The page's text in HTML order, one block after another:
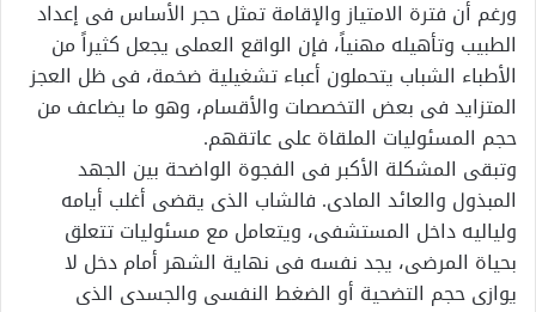
ورغم أن فترة الامتياز والإقامة تمثل حجر الأساس فى إعداد
الطبيب وتأهيله مهنياً، فإن الواقع العملى يجعل كثيراً من
الأطباء الشباب يتحملون أعباء تشغيلية ضخمة، فى ظل العجز
المتزايد فى بعض التخصصات والأقسام، وهو ما يضاعف من
حجم المسئوليات الملقاة على عاتقهم.
وتبقى المشكلة الأكبر فى الفجوة الواضحة بين الجهد
المبذول والعائد المادى. فالشاب الذى يقضى أغلب أيامه
ولياليه داخل المستشفى، ويتعامل مع مسئوليات تتعلق
بحياة المرضى، يجد نفسه فى نهاية الشهر أمام دخل لا
يوازى حجم التضحية أو الضغط النفسى والجسدى الذى